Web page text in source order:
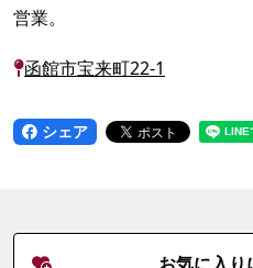
営業。
函館市宝来町22-1
シェア